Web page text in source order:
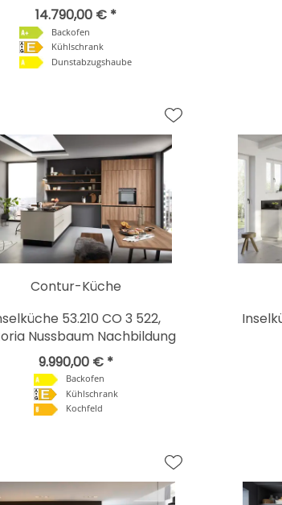
14.790,00 € *
Backofen
Kühlschrank
Dunstabzugshaube
Contur-Küche
53.210 CO 3 522,
Nussbaum Nachbildung
9.990,00 € *
Backofen
Kühlschrank
Kochfeld